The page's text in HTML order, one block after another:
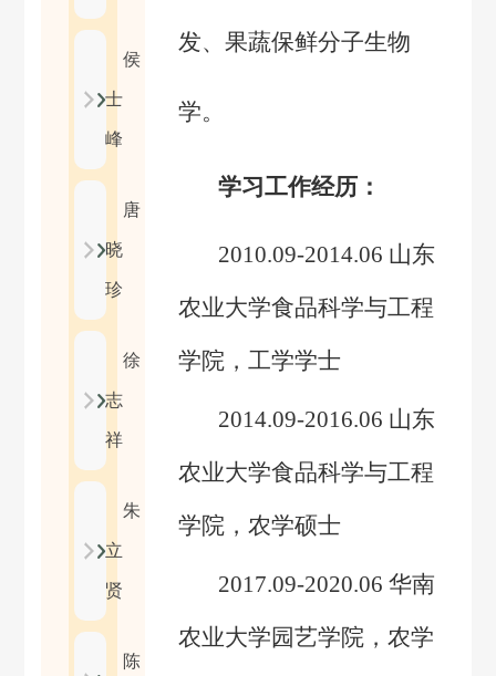
侯
士
峰
唐
晓
珍
徐
志
祥
朱
立
贤
陈
发、 果蔬保鲜分子生物
学。
学习工作经历：
2010.09-2014.06 山东
农业大学食品科学与工程
学院，工学学士
2014.09-2016.06 山东
农业大学食品科学与工程
学院，农学硕士
2017.09-2020.06 华南
农业大学园艺学院，农学